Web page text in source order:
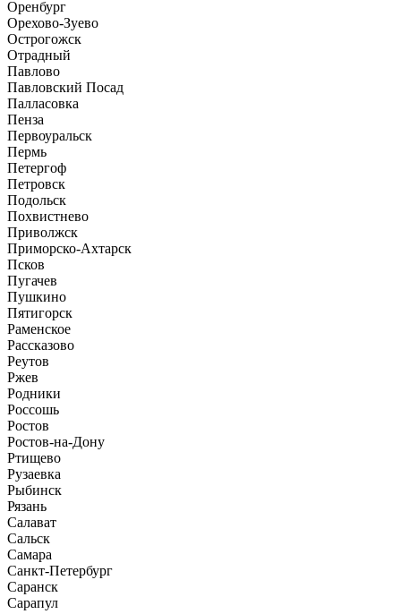
Оренбург
Орехово-Зуево
Острогожск
Отрадный
Павлово
Павловский Посад
Палласовка
Пенза
Первоуральск
Пермь
Петергоф
Петровск
Подольск
Похвистнево
Приволжск
Приморско-Ахтарск
Псков
Пугачев
Пушкино
Пятигорск
Раменское
Рассказово
Реутов
Ржев
Родники
Россошь
Ростов
Ростов-на-Дону
Ртищево
Рузаевка
Рыбинск
Рязань
Салават
Сальск
Самара
Санкт-Петербург
Саранск
Сарапул